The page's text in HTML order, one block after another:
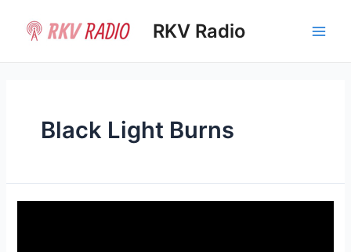
contenido
RKV Radio
Black Light Burns